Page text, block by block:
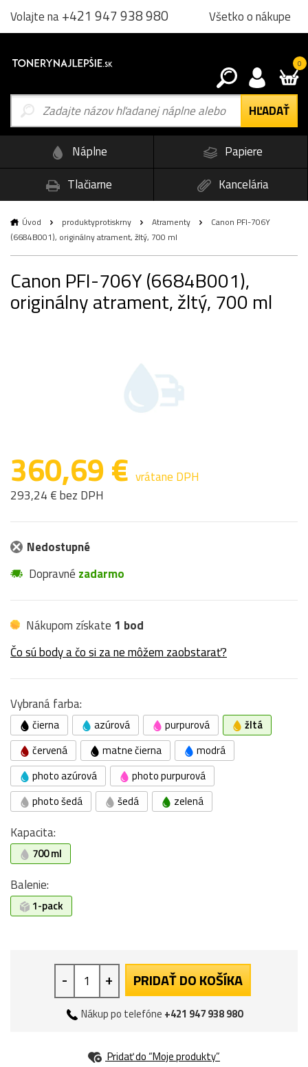
Volajte na+421 947 938 980 Všetko o nákupe
0
Náplne
Papiere
Tlačiarne
Kancelária
Úvod produktyprotiskrny Atramenty
Canon PFI-706Y
(6684B001), originálny atrament, žltý, 700 ml
Canon PFI-706Y (6684B001),
originálny atrament, žltý, 700 ml
360,69 € vrátane DPH
293,24 € bez DPH
Nedostupné
Dopravné zadarmo
Nákupom získate 1 bod
Čo sú body a čo si za ne môžem zaobstarať?
Vybraná farba:
čierna azúrová purpurová
žltá
červená
matne čierna
modrá
photo azúrová
photo purpurová
photo šedá
šedá zelená
Kapacita:
700 ml
Balenie:
1-pack
- + PRIDAŤ DO KOŠÍKA
Nákup po telefóne +421 947 938 980
Pridať do “Moje produkty”